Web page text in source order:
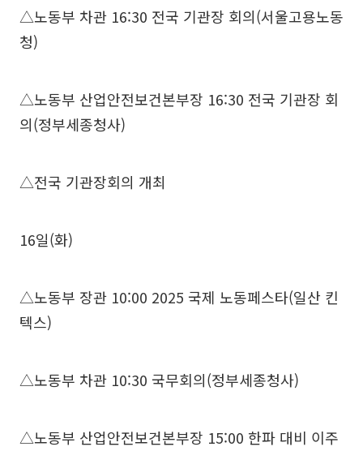
△노동부 차관 16:30 전국 기관장 회의(서울고용노동
청)
△노동부 산업안전보건본부장 16:30 전국 기관장 회
의(정부세종청사)
△전국 기관장회의 개최
16일(화)
△노동부 장관 10:00 2025 국제 노동페스타(일산 킨
텍스)
△노동부 차관 10:30 국무회의(정부세종청사)
△노동부 산업안전보건본부장 15:00 한파 대비 이주